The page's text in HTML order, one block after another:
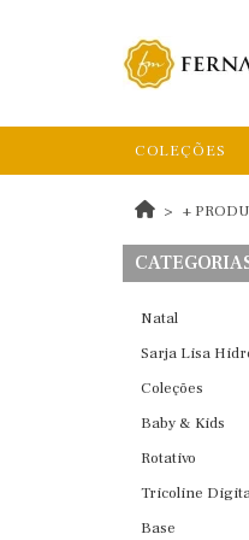
COLEÇÕES
+
Natal
Sarja Lisa
Coleções
Baby & Kids
Rotativo
Tricoline
Base